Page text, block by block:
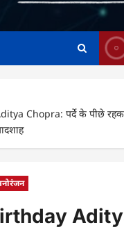
Chopra: पर्दे के पीछे